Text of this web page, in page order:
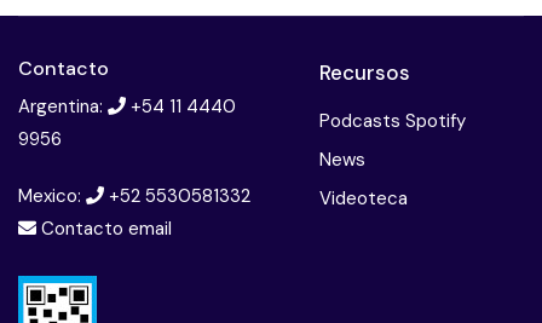
Contacto
Argentina:
+54 11 4440
9956
Mexico:
+52 5530581332
Contacto email
Recursos
Podcasts Spotify
News
Videoteca